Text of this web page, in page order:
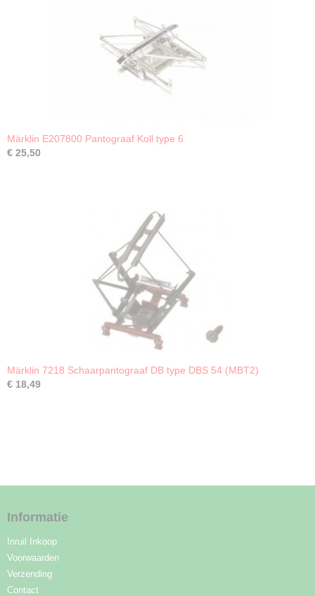
Märklin E207800 Pantograaf Koll type 6
€ 25,50
Märklin 7218 Schaarpantograaf DB type DBS 54 (MBT2)
€ 18,49
Informatie
Inruil Inkoop
Voorwaarden
Verzending
Contact